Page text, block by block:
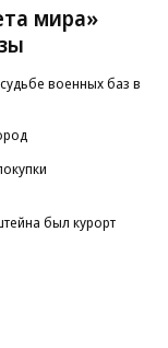
мира»
военных баз в
был курорт